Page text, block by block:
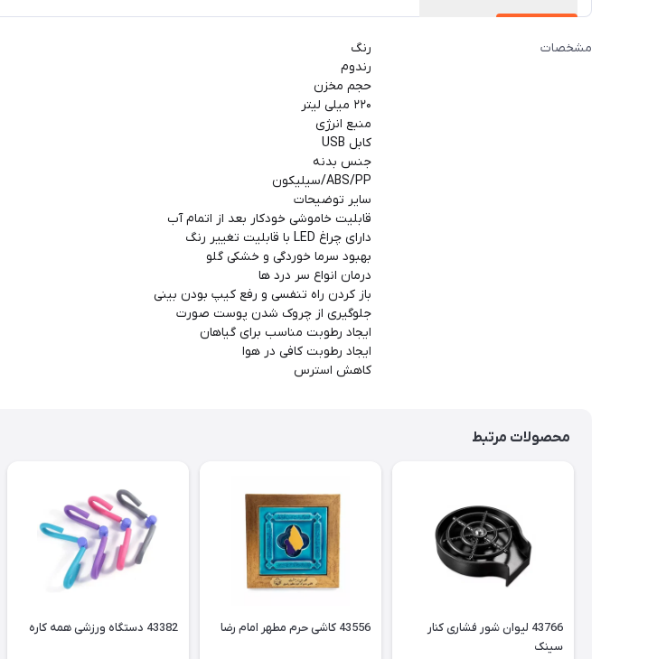
مشخصات
رنگ
رندوم
حجم مخزن
۲۲۰ میلی لیتر
منبع انرژی
کابل USB
جنس بدنه
ABS/PP/سیلیکون
سایر توضیحات
قابلیت خاموشی خودکار بعد از اتمام آب
دارای چراغ LED با قابلیت تغییر رنگ
بهبود سرما خوردگی و خشکی گلو
درمان انواع سر درد ها
باز کردن راه تنفسی و رفع کیپ بودن بینی
جلوگیری از چروک شدن پوست صورت
ایجاد رطوبت مناسب برای گیاهان
ایجاد رطوبت کافی در هوا
کاهش استرس
محصولات مرتبط
43766 لیوان شور فشاری کنار
سینک
43556 کاشی حرم مطهر امام رضا 43382 دستگاه ورزشی همه کاره